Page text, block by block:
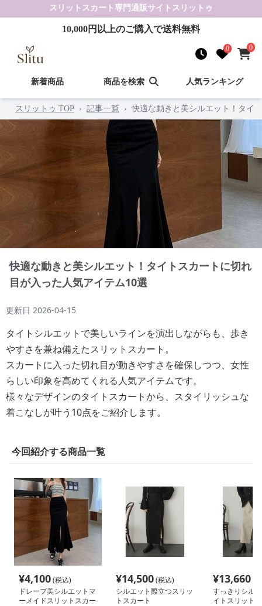
スリットスカート 専門通販サイト スリットゥ
10,000円以上のご購入で送料無料
0 0
新着商品 商品を検索 人気ランキング
スリットゥ TOP › 記事一覧 › 快適な動きと美シルエット！タイ
快適な動きと美シルエット！タイトスカートに切れ
目が入った人気アイテム10選
更新日 2026-04-15
タイトシルエットで美しいラインを演出しながらも、歩き
やすさを兼ね備えたスリットスカート。
スカートに入った切れ目が動きやすさを確保しつつ、女性
らしい印象を高めてくれる人気アイテムです。
様々なデザインのタイトスカートから、スタイリッシュな
着こなしが叶う10点をご紹介します。
今回紹介する商品一覧
¥4,100(税込)
ドレープ美シルエットマ
ーメイドスリットスカー
¥14,500(税込)
シルエット際立つスリッ
トスカート
¥13,660
すっきりシル
イトスリット